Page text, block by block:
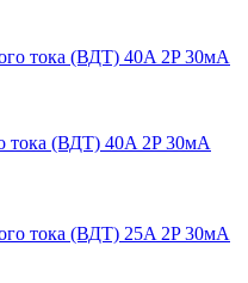
тока (ВДТ) 40A 2P 30мА